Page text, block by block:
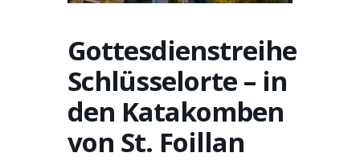
Gottesdienstreihe
Schlüsselorte – in
den Katakomben
von St. Foillan